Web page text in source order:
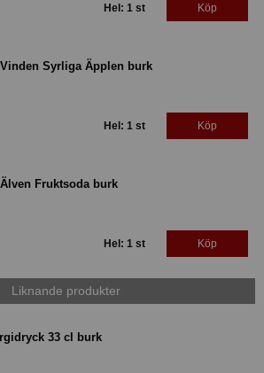
Hel: 1 st Köp
Vinden Syrliga Äpplen burk
Hel: 1 st Köp
Fruktsoda burk
Hel: 1 st Köp
Liknande produkter
33 cl burk